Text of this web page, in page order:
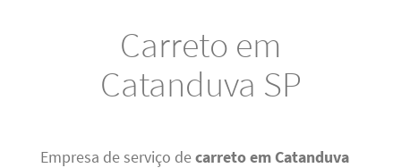
Carreto em
Catanduva SP
Empresa de serviço decarreto em Catanduva